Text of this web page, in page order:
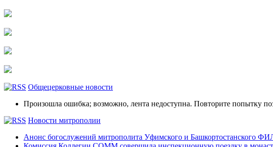
Общецерковные новости
Произошла ошибка; возможно, лента недоступна. Повторите попытку
Новости митрополии
Анонс богослужений митрополита Уфимского и Башкортостанского